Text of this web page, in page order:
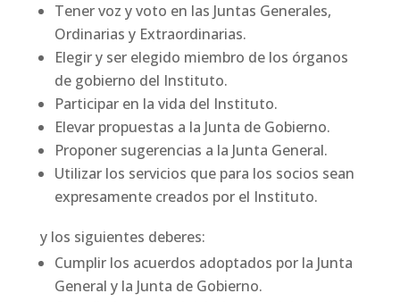
Tener voz y voto en las Juntas Generales,
Ordinarias y Extraordinarias.
Elegir y ser elegido miembro de los órganos
de gobierno del Instituto.
Participar en la vida del Instituto.
Elevar propuestas a la Junta de Gobierno.
Proponer sugerencias a la Junta General.
Utilizar los servicios que para los socios sean
expresamente creados por el Instituto.
y los siguientes deberes:
Cumplir los acuerdos adoptados por la Junta
General y la Junta de Gobierno.